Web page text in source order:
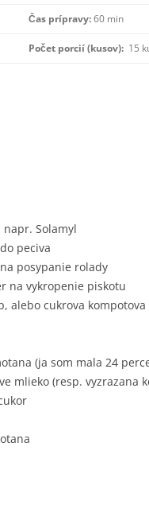
Čas prípravy:60 min
Počet porcií (kusov): 15
napr. Solamyl
peciva
posypanie rolady
na vykropenie piskotu
alebo cukrova
(ja som mala 24
mlieko (resp. vyzrazana